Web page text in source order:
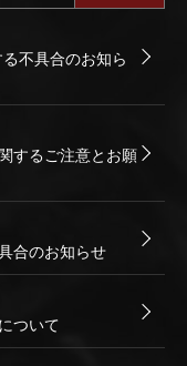
不具合のお知ら
するご注意とお願
合のお知らせ
ついて